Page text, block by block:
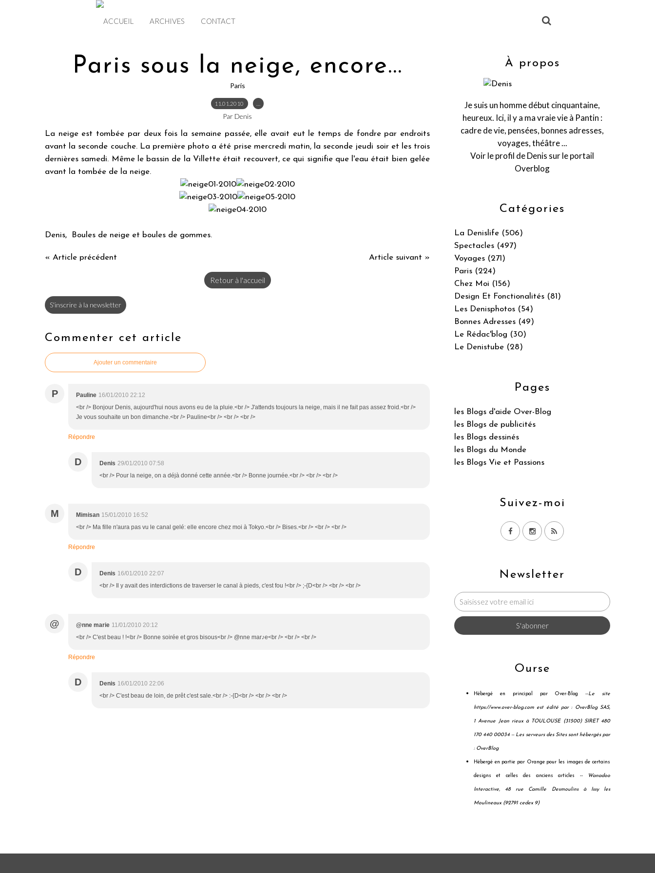
ACCUEIL ARCHIVES CONTACT
Paris sous la neige, encore...
Paris
11.01.2010 …
Par Denis
La neige est tombée par deux fois la semaine passée, elle avait eut le temps de fondre par endroits
avant la seconde couche. La première photo a été prise mercredi matin, la seconde jeudi soir et les trois
dernières samedi. Même le bassin de la Villette était recouvert, ce qui signifie que l'eau était bien gelée
avant la tombée de la neige.
Denis, Boules de neige et boules de gommes.
« Article précédent Article suivant »
Retour à l'accueil
S'inscrire à la newsletter
Commenter cet article
Ajouter un commentaire
P Pauline 16/01/2010 22:12
<br /> Bonjour Denis, aujourd'hui nous avons eu de la pluie.<br /> J'attends toujours la neige, mais il ne fait pas assez froid.<br />
Je vous souhaite un bon dimanche.<br /> Pauline<br /> <br /> <br />
Répondre
D Denis 29/01/2010 07:58
<br /> Pour la neige, on a déjà donné cette année.<br /> Bonne journée.<br /> <br /> <br />
M Mimisan 15/01/2010 16:52
<br /> Ma fille n'aura pas vu le canal gelé: elle encore chez moi à Tokyo.<br /> Bises.<br /> <br /> <br />
Répondre
D Denis 16/01/2010 22:07
<br /> Il y avait des interdictions de traverser le canal à pieds, c'est fou !<br /> ;-{D<br /> <br /> <br />
@ @nne marie 11/01/2010 20:12
<br /> C'est beau ! !<br /> Bonne soirée et gros bisous<br /> @nne mar♪e<br /> <br /> <br />
Répondre
D Denis 16/01/2010 22:06
<br /> C'est beau de loin, de prêt c'est sale.<br /> :-{D<br /> <br /> <br />
Newsletter
Catégories
La Denislife (506)
Spectacles (497)
Voyages (271)
Paris (224)
Chez Moi (156)
Design Et Fonctionalités (81)
Les Denisphotos (54)
Bonnes Adresses (49)
Le Rédac'blog (30)
Le Denistube (28)
Pages
les Blogs d'aide Over-Blog
les Blogs de publicités
les Blogs dessinés
les Blogs du Monde
les Blogs Vie et Passions
Suivez-moi
À propos
Je suis un homme début cinquantaine,
heureux. Ici, il y a ma vraie vie à Pantin :
cadre de vie, pensées, bonnes adresses,
voyages, théâtre ...
Voir le profil deDenis sur le portail
Overblog
Ourse
Hébergé en principal par Over-Blog --Le site
https://www.over-blog.com est édité par : OverBlog SAS,
1 Avenue Jean rieux à TOULOUSE (31500) SIRET 480
170 440 00034 -- Les serveurs des Sites sont hébergés par
: OverBlog
Hébergé en partie par Orange pour les images de certains
designs et celles des anciens articles -- Wanadoo
Interactive, 48 rue Camille Desmoulins à Issy les
Moulineaux (92791 cedex 9)